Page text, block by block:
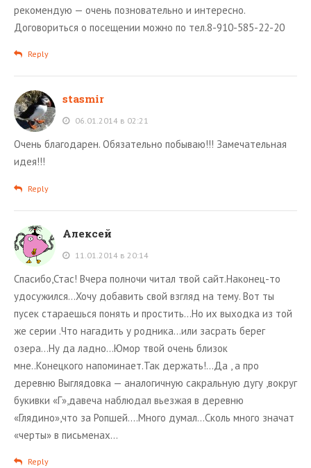
рекомендую — очень позновательно и интересно.
Договориться о посещении можно по тел.8-910-585-22-20
Reply
stasmir
06.01.2014 в 02:21
Очень благодарен. Обязательно побываю!!! Замечательная
идея!!!
Reply
Алексей
11.01.2014 в 20:14
Спасибо,Стас! Вчера полночи читал твой сайт.Наконец-то
удосужился…Хочу добавить свой взгляд на тему. Вот ты
пусек стараешься понять и простить…Но их выходка из той
же серии .Что нагадить у родника…или засрать берег
озера…Ну да ладно…Юмор твой очень близок
мне..Конецкого напоминает.Так держать!…Да , а про
деревню Выглядовка — аналогичную сакральную дугу ,вокруг
букивки «Г»,давеча наблюдал вьезжая в деревню
«Глядино»,что за Ропшей….Много думал…Сколь много значат
«черты» в письменах…
Reply